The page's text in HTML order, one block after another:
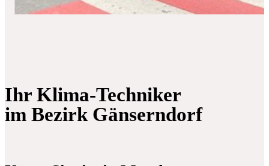
Ihr Klima-Techniker
im Bezirk Gänserndorf